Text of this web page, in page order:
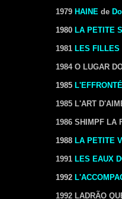
1979 HAINE de
1980 LA PETITE
1981 LES FILLES
1984 O LUGAR
1985 L'
1985 L'ART
1986 SHIMPF LA
1988 LA PETITE
1991 LES EAUX
1992
1992 LADRÃO